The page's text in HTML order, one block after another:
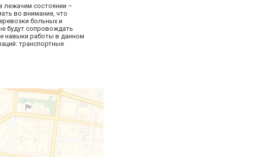
лежачем состоянии –
во внимание, что
больных и
будут сопровождать
навыки работы в данном
транспортные